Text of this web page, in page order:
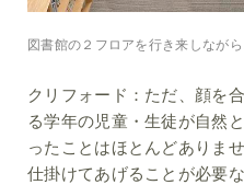
図書館の２フロアを行き来しなが
クリフォード： ただ、顔を
る学年の児童・生徒が自然
ったことはほとんどありま
仕掛けてあげることが必要な